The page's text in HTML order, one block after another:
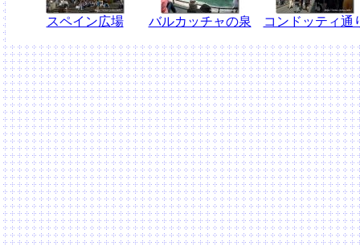
スペイン広場 バルカッチャの泉 コンドッティ通